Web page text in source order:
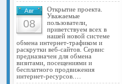
Авг
08
Открытие проекта.
Уважаемые
пользователи,
приветствуем всех в
нашей новой системе
обмена интернет-трафиком и
раскрутки веб-сайтов. Сервис
предназначен для обмена
визитами, посещениями и
бесплатного продвижения
интернет-ресурсов.…